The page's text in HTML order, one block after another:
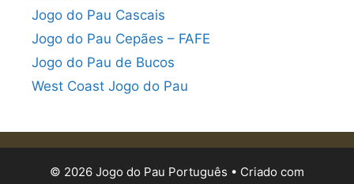
Jogo do Pau Cascais
Jogo do Pau Cepães – FAFE
Jogo do Pau de Bucos
West Coast Jogo do Pau
© 2026 Jogo do Pau Português • Criado com